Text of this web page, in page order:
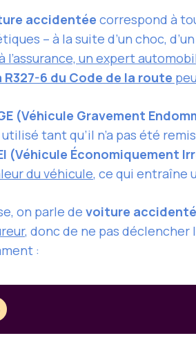
accidentée correspond à
– à la suite d’un choc,
l’assurance, un expert
R327-6 du Code de la route
(Véhicule Gravement
tant qu’il n’a pas été
(Véhicule Économiquement
du véhicule, ce qui entraîne
on parle de voiture
, donc de ne pas
: